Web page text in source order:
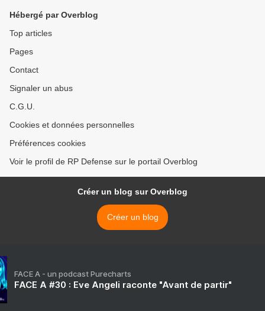
Hébergé par Overblog
Top articles
Pages
Contact
Signaler un abus
C.G.U.
Cookies et données personnelles
Préférences cookies
Voir le profil de RP Defense sur le portail Overblog
Créer un blog sur Overblog
Créer un blog
FACE A - un podcast Purecharts
FACE A #30 : Eve Angeli raconte "Avant de partir"